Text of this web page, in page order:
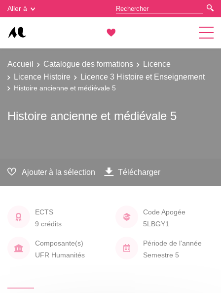
Aller à
Accueil Catalogue des formations
Licence
Licence Histoire
Licence 3 Histoire et Enseignement
Histoire ancienne et médiévale 5
Histoire ancienne et médiévale 5
Ajouter à la sélection Télécharger
ECTS
9 crédits
Code Apogée
5LBGY1
Composante(s)
UFR Humanités
Période de l'année
Semestre 5
Gestion des cookies